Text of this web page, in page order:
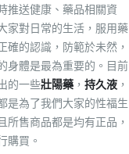
推送健康、藥品相關資
家對日常的生活，服用藥
確的認識，防範於未然，
身體是最為重要的。目前
的一些壯陽藥 ， 持久液 ，
是為了我們大家的性福生
所售商品都是均有正品，
購買。